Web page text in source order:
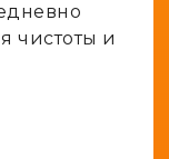
чистоты и